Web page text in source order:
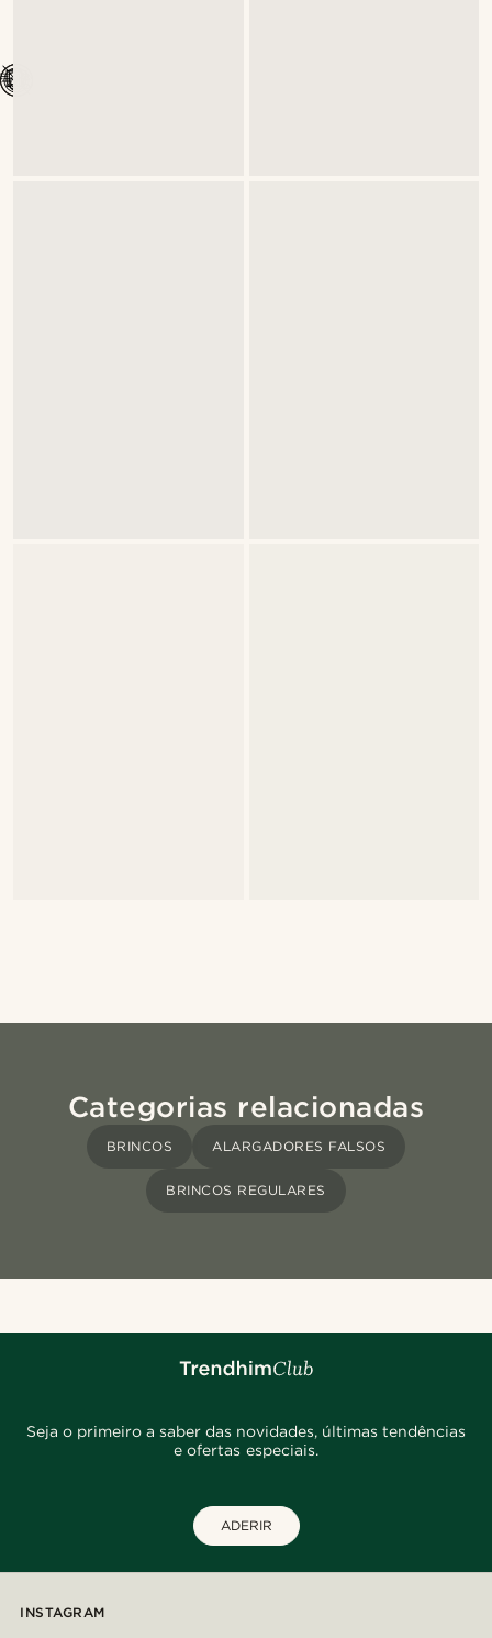
Categorias relacionadas
BRINCOS ALARGADORES FALSOS
BRINCOS REGULARES
Seja o primeiro a saber das novidades, últimas tendências
e ofertas especiais.
ADERIR
INSTAGRAM